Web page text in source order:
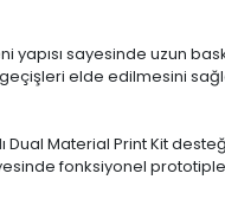
yapısı sayesinde
elde edilmesini
Material Print Kit
fonksiyonel